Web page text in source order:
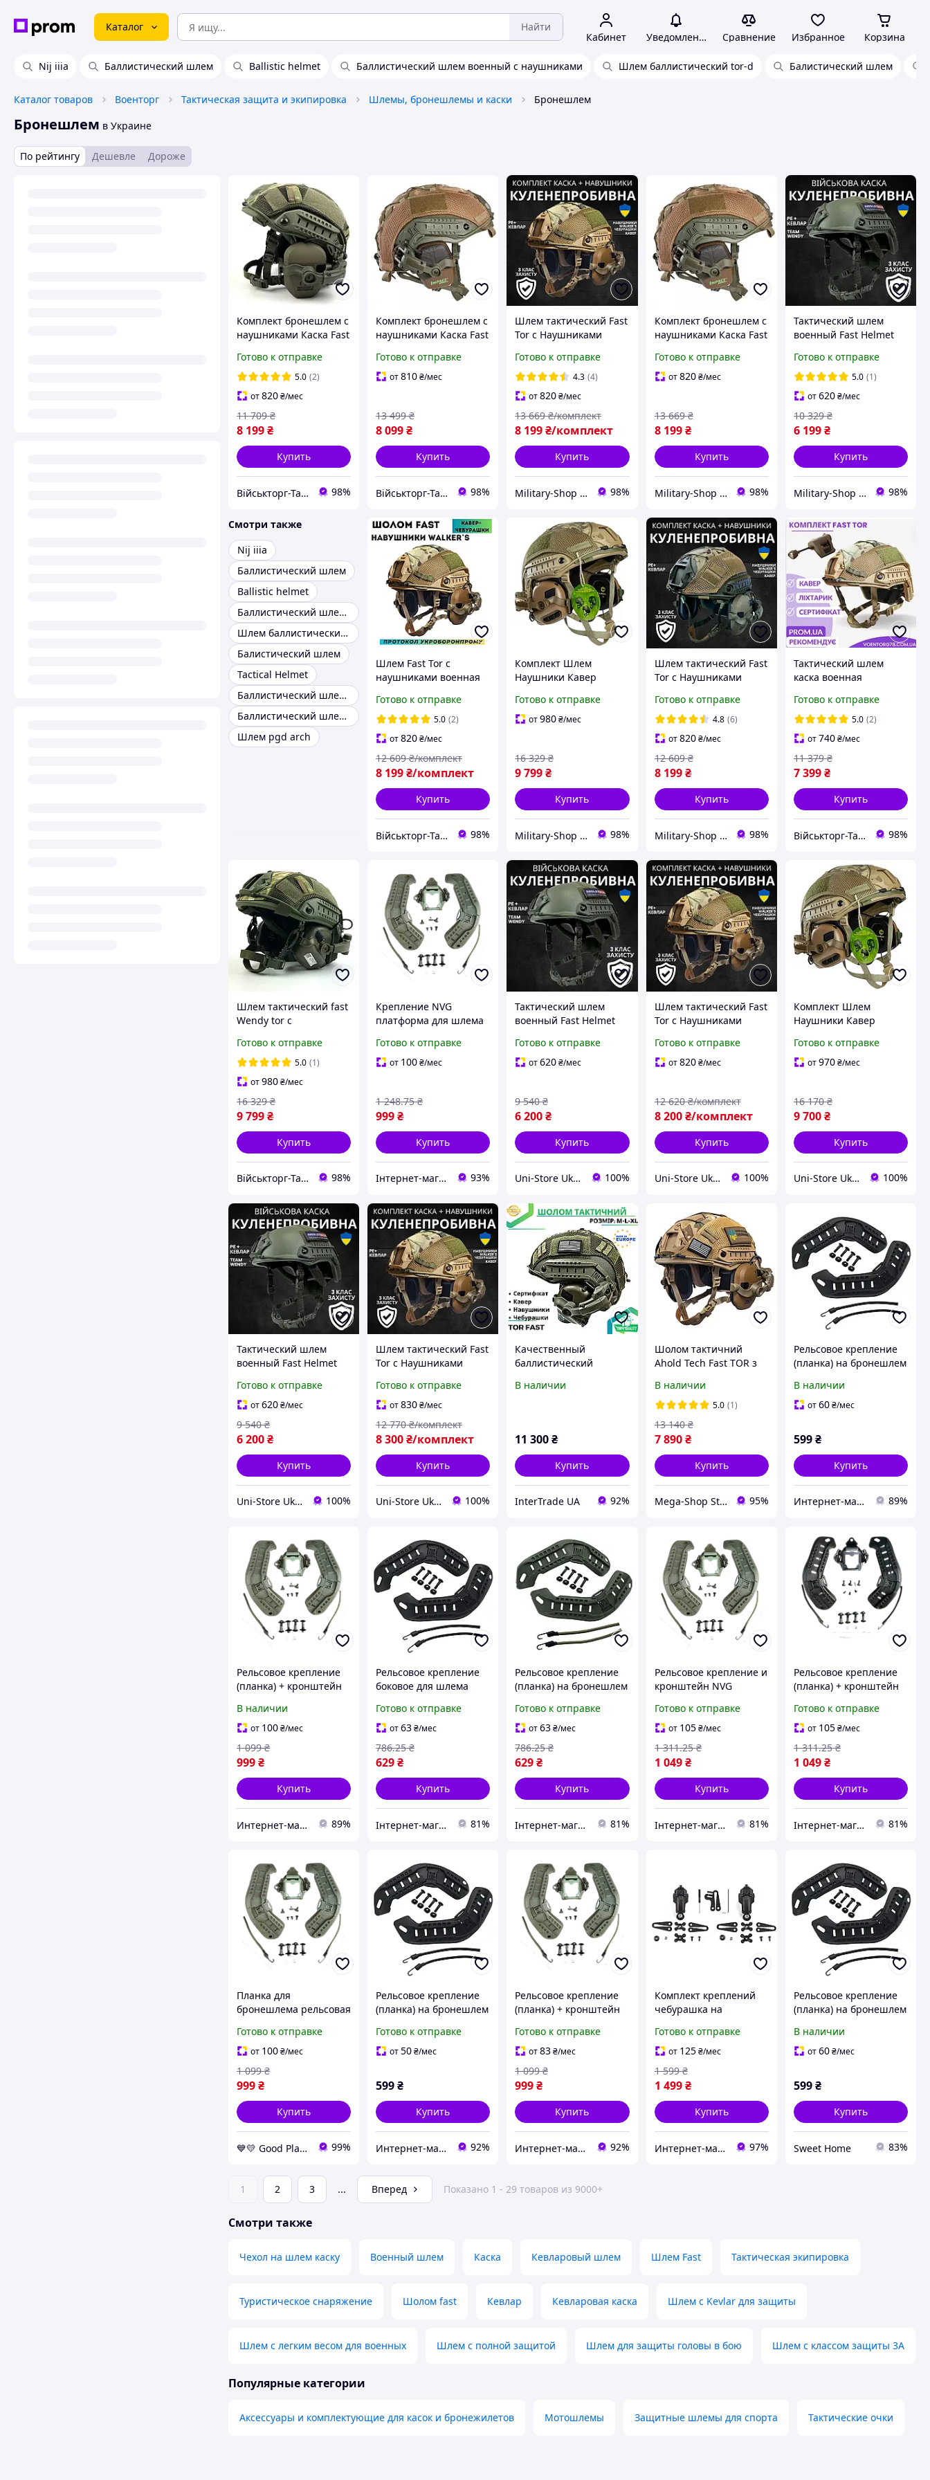
Каталог Найти
Кабинет Уведомления Сравнение Избранное Корзина
Nij iiia Баллистический шлем Ballistic helmet Баллистический шлем военный с наушниками Шлем баллистический tor-d Балистический шлем
Каталог товаров Военторг Тактическая защита и экипировка Шлемы, бронешлемы и каски Бронешлем
Бронешлем в Украине
По рейтингу Дешевле Дороже
Комплект бронешлем с
наушниками Каска Fast
активными
наушниками Walker`s
K2 Razor Шлем
Готово к отправке
5.0 (2)
от820₴/мес
8 199₴
11 709 ₴
Купить
Військторг-Тактичне спорядження 98%
Комплект бронешлем с
наушниками Каска Fast
активными
наушниками Impact
Готово к отправке
от810₴/мес
8 099₴
13 499 ₴
Купить
Військторг-Тактичне спорядження 98%
Шлем тактический Fast
Tor с Наушниками
креплениями Шлем
тор с наушниками
Каска Военная Тор
Готово к отправке
4.3 (4)
от820₴/мес
8 199₴/комплект
13 669 ₴/комплект
Купить
Military-Shop Store 🪖 98%
Комплект бронешлем с
наушниками Каска Fast
активными
наушниками Impact
Готово к отправке
от820 ₴/мес
8 199 ₴
13 669 ₴
Купить
Military-Shop Store 🪖 98%
Тактический шлем
военный Fast Helmet
Бронешлем
Пуленепробивный
Каска военная
защитная
Готово к отправке
5.0 (1)
от620₴/мес
6 199₴
10 329 ₴
Купить
Military-Shop Store 🪖 98%
Смотри также
Nij iiia
Баллистический шлем
Ballistic helmet
Баллистический шлем военный с наушниками
Шлем баллистический tor-d
Балистический шлем
Tactical Helmet
Баллистический шлем без ушей
Баллистический шлем койот для военных
Шлем pgd arch
Шлем Fast Tor с
наушниками военная
Бронешлем с
наушниками
Баллистический
Комплект шлем
военный
Готово к отправке
5.0 (2)
от820₴/мес
8 199₴/комплект
12 609 ₴/комплект
Купить
Військторг-Тактичне спорядження 98%
Комплект Шлем
Наушники Кавер
Fast с наушниками
Earmor M31 Койот
Готово к отправке
от980₴/мес
9 799₴
16 329 ₴
Купить
Military-Shop Store 🪖 98%
Шлем тактический Fast
Tor с Наушниками
креплениями тор с
наушниками Каска
Военная
Готово к отправке
4.8 (6)
от820 ₴/мес
8 199 ₴
12 609 ₴
Купить
Military-Shop Store 🪖 98%
Тактический шлем
каска военная
NIJ IIIA Фонарик Кавер
мультикам
Готово к отправке
5.0 (2)
от740₴/мес
7 399₴
11 379 ₴
Купить
Військторг-Тактичне спорядження 98%
Шлем тактический fast
Wendy tor с
M31 Каска военная
Бронешлем
баллистический олива
Готово к отправке
5.0 (1)
от980₴/мес
9 799₴
16 329 ₴
Купить
Військторг-Тактичне спорядження 98%
Крепление NVG
платформа для шлема
оливковое ABS
алюминий для
Готово к отправке
от 100₴/мес
999₴
1 248.75 ₴
Купить
Інтернет-магазин Look 100 Clothes 93%
Тактический шлем
военный Fast Helmet
Бронешлем
Пуленепробивный
Готово к отправке
от620₴/мес
6 200₴
9 540 ₴
Купить
Uni-Store Ukraine — Побудуй свій світ! 100%
Шлем тактический Fast
Tor с Наушниками
креплениями Шлем
тор с наушниками
Готово к отправке
от820 ₴/мес
8 200 ₴/комплект
12 620 ₴/комплект
Купить
Uni-Store Ukraine — Побудуй свій світ! 100%
Комплект Шлем
Наушники Кавер
Fast с наушниками
Earmor M31 Койот
Готово к отправке
от970₴/мес
9 700₴
16 170 ₴
Купить
Uni-Store Ukraine — Побудуй свій світ! 100%
Тактический шлем
военный Fast Helmet
Бронешлем
Пуленепробивный
Каска военная
защитная
Готово к отправке
от620₴/мес
6 200₴
9 540 ₴
Купить
Uni-Store Ukraine — Побудуй свій світ! 100%
Шлем тактический Fast
Tor с Наушниками
креплениями Шлем
тор с наушниками
Каска Военная Тор
Готово к отправке
от830₴/мес
8 300₴/комплект
12 770 ₴/комплект
Купить
Uni-Store Ukraine — Побудуй свій світ! 100%
Качественный
баллистический
тактическая TOR FAST с
шлем
В наличии
11 300₴
Купить
InterTrade UA 92%
Шолом тактичний
Ahold Tech Fast TOR з
бронешем та
кріпленнями каска
військова
В наличии
5.0 (1)
7 890 ₴
13 140 ₴
Купить
Mega-Shop Store 95%
Рельсовое крепление
(планка) на бронешлем
В наличии
от60₴/мес
599₴
Купить
Интернет-магазин "САДКО" 89%
Рельсовое крепление
(планка) + кронштейн
(шрауд) на бронешлем
Mich2000 с ушами
(Оливковый)
В наличии
от 100₴/мес
999₴
1 099 ₴
Купить
Интернет-магазин "САДКО" 89%
Рельсовое крепление
боковое для шлема
для установки фонарей
и камер
Готово к отправке
от63₴/мес
629₴
786.25 ₴
Купить
Інтернет-магазин Already Better 81%
Рельсовое крепление
(планка) на бронешлем
Готово к отправке
от63₴/мес
629₴
786.25 ₴
Купить
Інтернет-магазин Already Better 81%
Рельсовое крепление и
кронштейн NVG
Mich2000 с ушами
Оливковый ABS
алюминий
Готово к отправке
от 105 ₴/мес
1 049 ₴
1 311.25 ₴
Купить
Інтернет-магазин Already Better 81%
Рельсовое крепление
(планка) + кронштейн
(шрауд) на бронешлем
Mich2000 с ушами
(Черный)
Готово к отправке
от 105₴/мес
1 049₴
1 311.25 ₴
Купить
Інтернет-магазин Already Better 81%
Планка для
бронешлема рельсовая
платформа Mich2000 с
ушами, оливковая
GoodPlace -worry-free-
shopping-
Готово к отправке
от 100₴/мес
999₴
1 099 ₴
Купить
💙💛 Good Place 99%
Рельсовое крепление
(планка) на бронешлем
Готово к отправке
от50₴/мес
599₴
Купить
Интернет-магазин livelyshop 92%
Рельсовое крепление
(планка) + кронштейн
(шрауд) на бронешлем
Mich2000 с ушами
(Оливковый)
Готово к отправке
от83₴/мес
999₴
1 099 ₴
Купить
Интернет-магазин livelyshop 92%
Комплект креплений
чебурашка на
наушников Peltor и
Sordin (Черный)
Готово к отправке
от 125 ₴/мес
1 499 ₴
1 599 ₴
Купить
Интернет-магазин Итакшоп 97%
Рельсовое крепление
(планка) на бронешлем
В наличии
от60₴/мес
599₴
Купить
Sweet Home 83%
1 2 3 ... Вперед Показано 1 - 29 товаров из 9000+
Смотри также
Чехол на шлем каску Военный шлем Каска Кевларовый шлем Шлем Fast Тактическая экипировка
Туристическое снаряжение Шолом fast Кевлар Кевларовая каска Шлем с Kevlar для защиты
Шлем с легким весом для военных Шлем с полной защитой Шлем для защиты головы в бою Шлем с классом защиты 3А
Популярные категории
Аксессуары и комплектующие для касок и бронежилетов Мотошлемы Защитные шлемы для спорта Тактические очки